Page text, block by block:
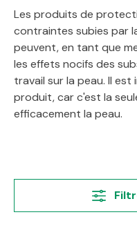
Les produits de
contraintes subies par
peuvent, en tant que
les effets nocifs des
travail sur la peau. Il
produit, car c'est la
efficacement la peau.